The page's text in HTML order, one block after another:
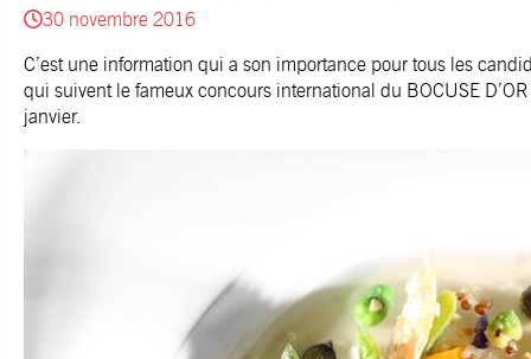
30 novembre 2016
C’est une information qui a son importance pour tous les
qui suivent le fameux concours international du BOCUSE
janvier.